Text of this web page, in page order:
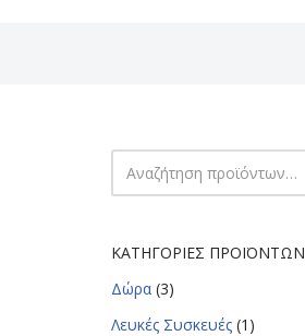
ΚΑΤΗΓΟΡΊΕΣ ΠΡΟΪΌΝΤΩΝ
Δώρα (3)
Λευκές Συσκευές (1)